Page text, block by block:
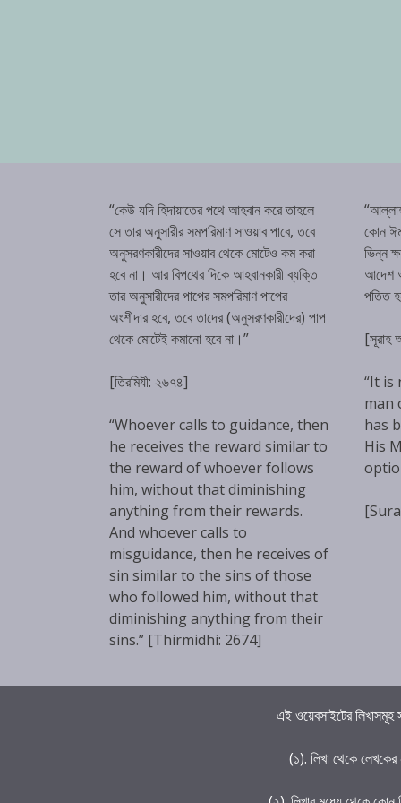
“কেউ যদি হিদায়াতের পথে আহবান করে তাহলে
সে তার অনুসারীর সমপরিমাণ সাওয়াব পাবে, তবে
অনুসরণকারীদের সাওয়াব থেকে মোটেও কম করা
হবে না। আর বিপথের দিকে আহবানকারী ব্যক্তি
তার অনুসারীদের পাপের সমপরিমাণ পাপের
অংশীদার হবে, তবে তাদের (অনুসরণকারীদের) পাপ
থেকে মোটেই কমানো হবে না।”
[তিরমিযী: ২৬৭৪]
“Whoever calls to guidance, then
he receives the reward similar to
the reward of whoever follows
him, without that diminishing
anything from their rewards.
And whoever calls to
misguidance, then he receives of
sin similar to the sins of those
who followed him, without that
diminishing anything from their
sins.” [Thirmidhi: 2674]
কোন
ভিন্ন
আদেশ
পতিত
[সূরাহ
“It is
man
has
His
এই ওয়েবসাইটের
(১). লিখা থেকে লেখকের